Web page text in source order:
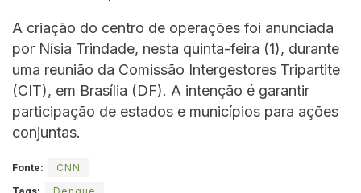
A criação do centro de operações foi anunciada
por Nísia Trindade, nesta quinta-feira (1), durante
uma reunião da Comissão Intergestores Tripartite
(CIT), em Brasília (DF). A intenção é garantir
participação de estados e municípios para ações
conjuntas.
Fonte:
CNN